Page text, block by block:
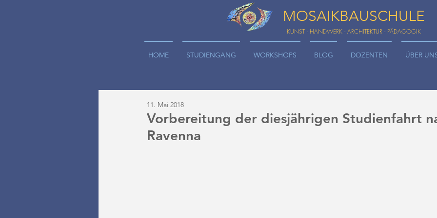
MOSAIKBAUSCHULE
KUNST - HANDWERK - ARCHITEKTUR - PÄDAGOGIK
HOME STUDIENGANG WORKSHOPS BLOG DOZENTEN ÜBER
Vorbereitung der diesjährigen Studienfahrt
Ravenna
11. Mai 2018